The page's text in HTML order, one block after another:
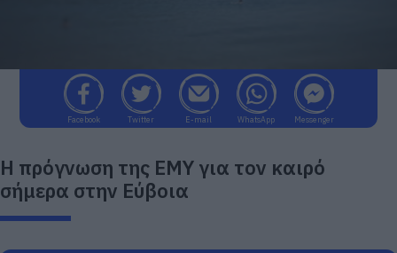
Facebook Twitter E-mail WhatsApp Messenger
Η πρόγνωση της ΕΜΥ για τον καιρό
σήμερα στην Εύβοια